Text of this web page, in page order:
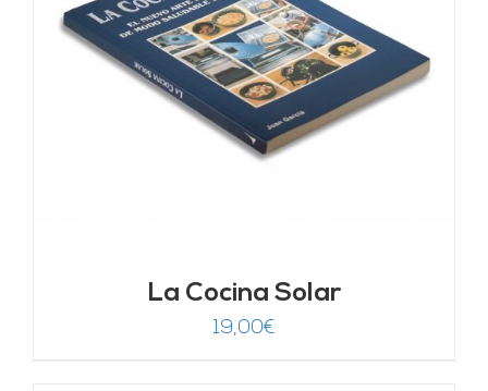
La Cocina Solar
19,00€